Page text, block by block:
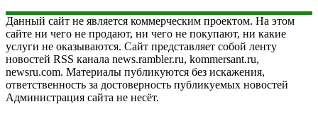
Данный сайт не является коммерческим проектом. На этом
сайте ни чего не продают, ни чего не покупают, ни какие
услуги не оказываются. Сайт представляет собой ленту
новостей RSS канала news.rambler.ru, kommersant.ru,
newsru.com. Материалы публикуются без искажения,
ответственность за достоверность публикуемых новостей
Администрация сайта не несёт.